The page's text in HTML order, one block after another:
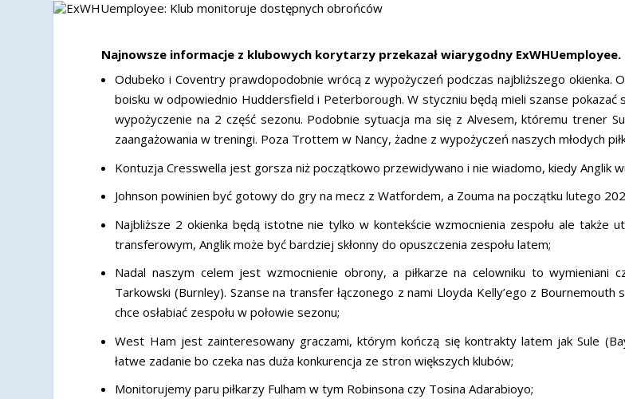
Najnowsze informacje z klubowych korytarzy przekazał wiarygodny ExWHUemployee.
Odubeko i Coventry prawdopodobnie wrócą z wypożyczeń podczas najbliższego okienka.
boisku w odpowiednio Huddersfield i Peterborough. W styczniu będą mieli szanse
wypożyczenie na 2 część sezonu. Podobnie sytuacja ma się z Alvesem, któremu trener
zaangażowania w treningi. Poza Trottem w Nancy, żadne z wypożyczeń naszych młodych
Kontuzja Cresswella jest gorsza niż początkowo przewidywano i nie wiadomo, kiedy Anglik
Johnson powinien być gotowy do gry na mecz z Watfordem, a Zouma na początku lutego
Najbliższe 2 okienka będą istotne nie tylko w kontekście wzmocnienia zespołu ale także
transferowym, Anglik może być bardziej skłonny do opuszczenia zespołu latem;
Nadal naszym celem jest wzmocnienie obrony, a piłkarze na celowniku to wymieniani
Tarkowski (Burnley). Szanse na transfer łączonego z nami Lloyda Kelly’ego z
chce osłabiać zespołu w połowie sezonu;
West Ham jest zainteresowany graczami, którym kończą się kontrakty latem jak Sule
łatwe zadanie bo czeka nas duża konkurencja ze stron większych klubów;
Monitorujemy paru piłkarzy Fulham w tym Robinsona czy Tosina Adarabioyo;